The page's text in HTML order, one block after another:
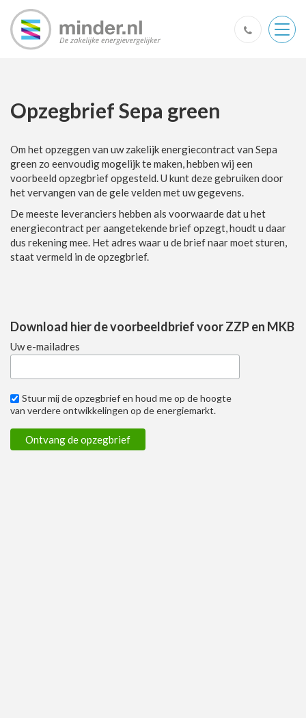
Opzegbrief Sepa green
Om het opzeggen van uw zakelijk energiecontract van Sepa
green zo eenvoudig mogelijk te maken, hebben wij een
voorbeeld opzegbrief opgesteld. U kunt deze gebruiken door
het vervangen van de gele velden met uw gegevens.
De meeste leveranciers hebben als voorwaarde dat u het
energiecontract per aangetekende brief opzegt, houdt u daar
dus rekening mee. Het adres waar u de brief naar moet sturen,
staat vermeld in de opzegbrief.
Download hier de voorbeeldbrief voor ZZP en MKB
Uw e-mailadres
Stuur mij de opzegbrief en houd me op de hoogte
van verdere ontwikkelingen op de energiemarkt.